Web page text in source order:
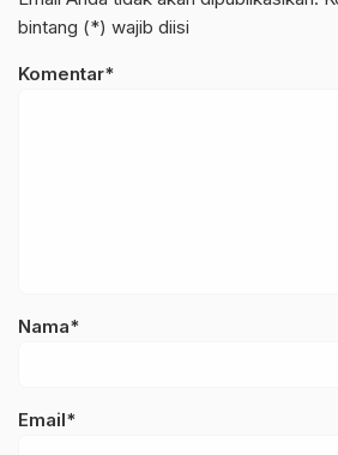
bintang (*) wajib diisi
Komentar*
Nama*
Email*